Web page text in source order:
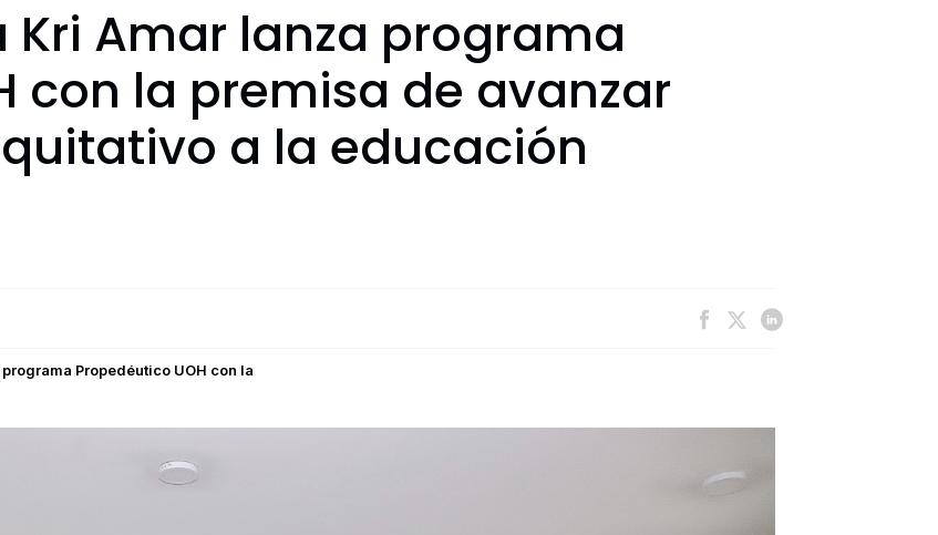
Kri Amar lanza programa
con la premisa de avanzar
a la educación
Propedéutico UOH con la